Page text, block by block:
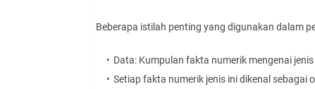
Beberapa istilah penting yang digunakan dalam
Data: Kumpulan fakta numerik mengenai
Setiap fakta numerik jenis ini dikenal sebagai